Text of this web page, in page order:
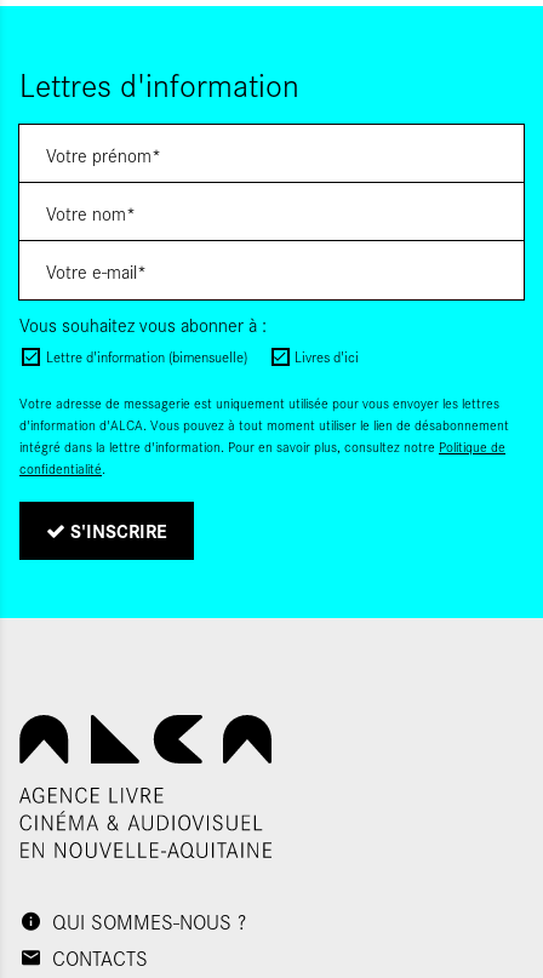
Lettres d'information
Vous souhaitez vous abonner à :
Lettre d'information (bimensuelle) Livres d'ici
Votre adresse de messagerie est uniquement utilisée pour vous envoyer les lettres
d'information d'ALCA. Vous pouvez à tout moment utiliser le lien de désabonnement
intégré dans la lettre d'information. Pour en savoir plus, consultez notre Politique de
confidentialité.
S'INSCRIRE
QUI SOMMES-NOUS ?
CONTACTS